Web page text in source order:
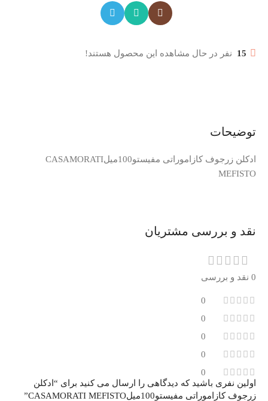
15 نفر در حال مشاهده این محصول هستند!
توضیحات
ادکلن زرجوف کازاموراتی مفیستو100میلCASAMORATI
MEFISTO
نقد و بررسی مشتریان
0 نقد و بررسی
0
0
0
0
0
اولین نفری باشید که دیدگاهی را ارسال می کنید برای “ادکلن
زرجوف کازاموراتی مفیستو100میلCASAMORATI MEFISTO”